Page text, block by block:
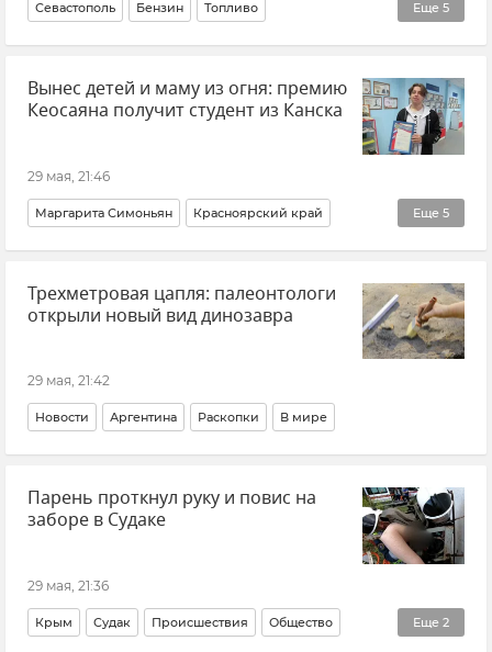
Еще 5
Севастополь Бензин Топливо
Топливо в Крыму Михаил Развожаев
Новости Севастополя АЗС Крым
Вынес детей и маму из огня: премию
Кеосаяна получит студент из Канска
29 мая, 21:46
Еще 5
Маргарита Симоньян Красноярский край
Пожар Происшествия Премия Новости
Общество
Трехметровая цапля: палеонтологи
открыли новый вид динозавра
29 мая, 21:42
Новости Аргентина Раскопки В мире
Парень проткнул руку и повис на
заборе в Судаке
29 мая, 21:36
Еще 2
Крым Судак Происшествия Общество